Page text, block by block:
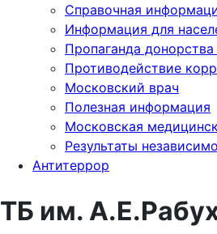
Справочная
Информация для
Пропаганда
Противодействие
Московский врач
Полезная информация
Московская
Результаты
Антитеррор
ТБ им.